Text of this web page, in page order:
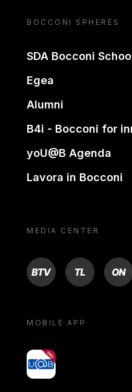
BOCCONI SPHERES
SDA Bocconi
Egea
Alumni
B4i - Bocconi for
yoU@B Agenda
Lavora in Bocconi
MEDIA CENTER
BTV TL ON
MOBILE APP
yoU@B